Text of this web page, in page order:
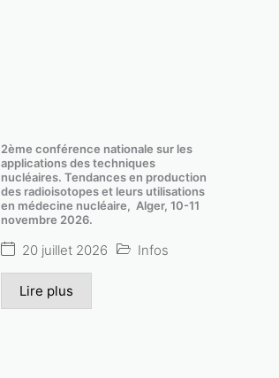
2ème conférence nationale sur les
applications des techniques
nucléaires. Tendances en production
des radioisotopes et leurs utilisations
en médecine nucléaire, Alger, 10-11
novembre 2026.
20 juillet 2026 Infos
Lire plus